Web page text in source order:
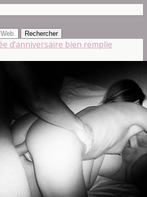
d’anniversaire bien remplie